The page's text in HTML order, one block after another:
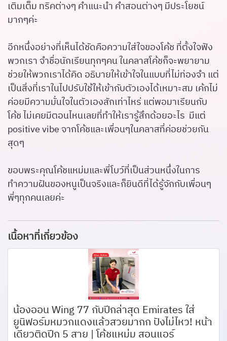
เติมเต็ม ทริคต่างๆ คำแนะนำ คำสอนต่างๆ มีประโยชน์
มากๆค่ะ
อีกหนึ่งอย่างที่เห็นได้ชัดคือความใส่ใจของโค้ช ที่ตั้งใจฟัง
พวกเรา จำชื่อนักเรียนทุกๆคน ในคลาสโค้ชก็จะพยายาม
ช่วยให้พวกเราได้คิด อธิบายให้เข้าใจในแบบที่ไม่ท่องจำ แต่
เป็นสิ่งที่เราในไปปรับใช้ให้เข้ากับตัวเองได้เหมาะสม เค้กไม่
ค่อยมีความมั่นใจในตัวเองสักเท่าไหร่ แต่พอมาเรียนกับ
โค้ช ไม่เคยมีตอนไหนเลยที่ทำให้เรารู้สึกด้อยอะไร มีแต่
positive vibe จากโค้ชและเพื่อนๆในคลาสที่ค่อยช่วยกัน
สุดๆ
ขอบพระคุณโค้ชแหม่มและพี่โบว์ที่เป็นส่วนหนึ่งในการ
ทำความฝันของหนูเป็นจริงและก็ยินดีที่ได้รู้จักกับเพื่อนๆ
พี่ๆทุกคนเลยค่ะ
เนื้อหาที่เกี่ยวข้อง
น้องออน Wing 77 กับปีกล่าสุด Emirates ใส่
ยูนิฟอร์มหมวกแดงแล้วสวยมากก ปังไม่ไหว! หน้า
เดียวติดปีก 5 สาย | โค้ชแหม่ม สอนแอร์